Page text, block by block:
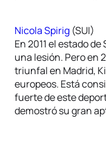
Nicola Spirig (SUI)
En 2011 el estado
una lesión. Pero en
triunfal en Madrid,
europeos. Está
fuerte de este
demostró su gran